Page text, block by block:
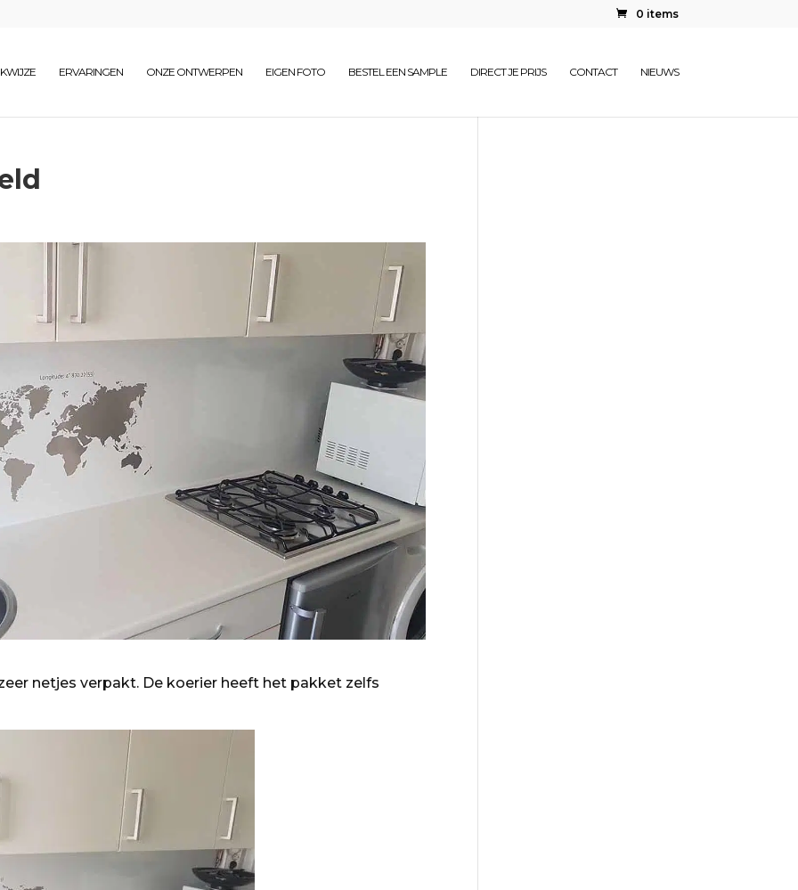
0 items
ERVARINGEN ONZE ONTWERPEN EIGEN FOTO BESTEL EEN SAMPLE DIRECT JE PRIJS CONTACT NIEUWS
netjes verpakt. De koerier heeft het pakket zelfs